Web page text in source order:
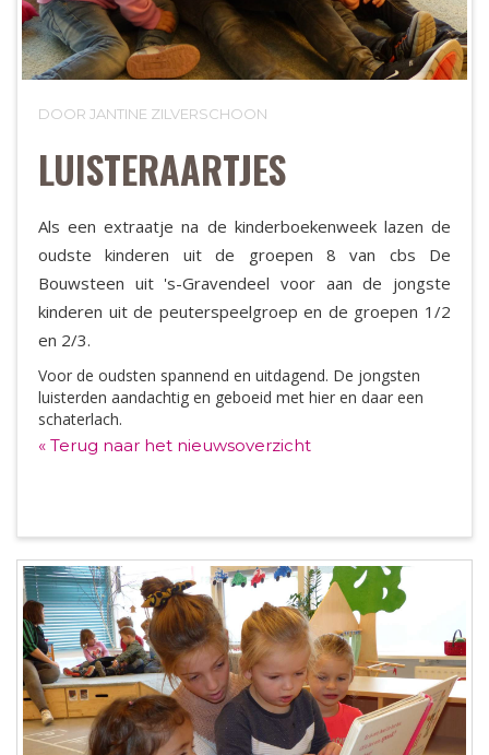
DOOR JANTINE ZILVERSCHOON
LUISTERAARTJES
Als een extraatje na de kinderboekenweek lazen de
oudste kinderen uit de groepen 8 van cbs De
Bouwsteen uit 's-Gravendeel voor aan de jongste
kinderen uit de peuterspeelgroep en de groepen 1/2
en 2/3.
Voor de oudsten spannend en uitdagend. De jongsten
luisterden aandachtig en geboeid met hier en daar een
schaterlach.
« Terug naar het nieuwsoverzicht